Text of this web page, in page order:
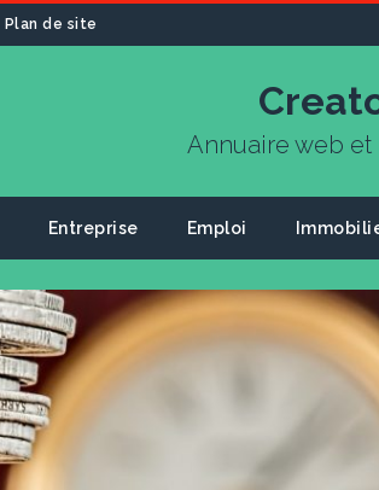
Plan de site
Annuaire web
Entreprise Emploi